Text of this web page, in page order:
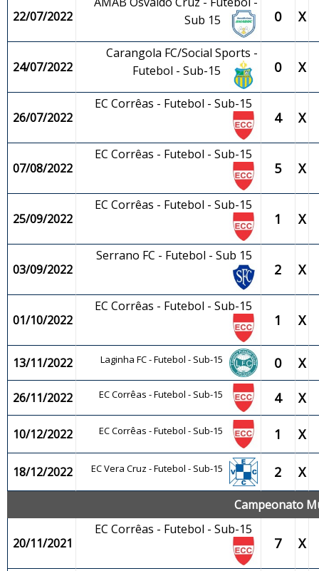
22/07/2022
Sub 15
0 X
24/07/2022
Carangola FC/Social Sports -
Futebol - Sub-15
0 X
26/07/2022
EC Corrêas - Futebol - Sub-15
4 X
07/08/2022
EC Corrêas - Futebol - Sub-15
5 X
25/09/2022
EC Corrêas - Futebol - Sub-15
1 X
03/09/2022
Serrano FC - Futebol - Sub 15
2 X
01/10/2022
EC Corrêas - Futebol - Sub-15
1 X
13/11/2022 Laginha FC - Futebol - Sub-15 0 X
26/11/2022 EC Corrêas - Futebol - Sub-15 4 X
10/12/2022 EC Corrêas - Futebol - Sub-15 1 X
18/12/2022 EC Vera Cruz - Futebol - Sub-15 2 X
Campeonato
20/11/2021
EC Corrêas - Futebol - Sub-15
7 X